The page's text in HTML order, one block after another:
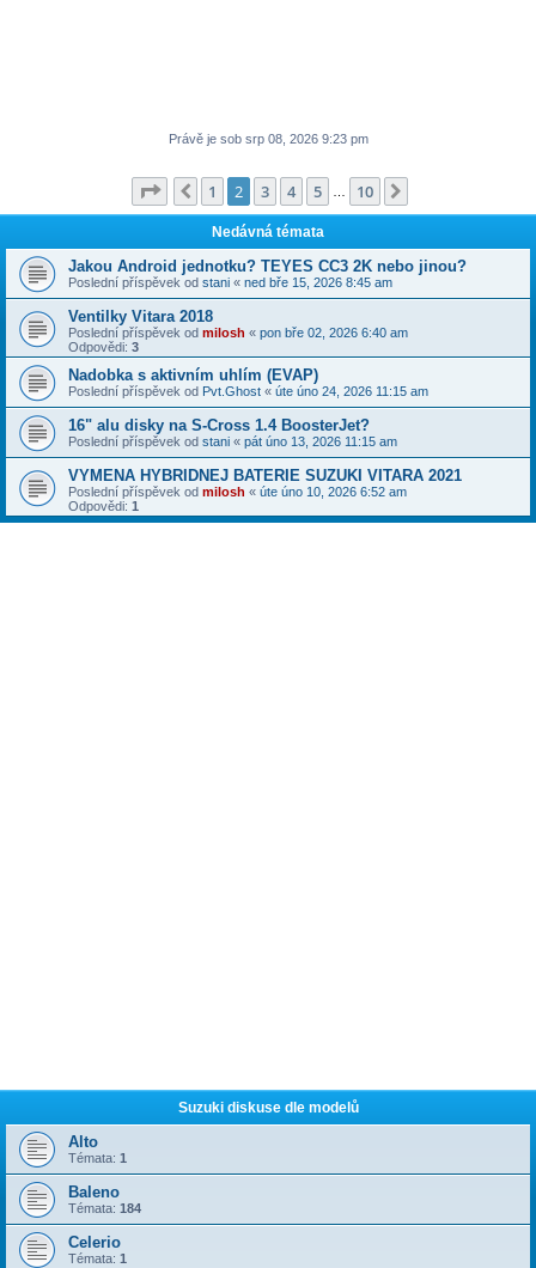
Právě je sob srp 08, 2026 9:23 pm
Stránka z 10
Předchozí
1 2 3 4 5 10
Nedávná témata
Jakou Android jednotku? TEYES CC3 2K nebo jinou?
Poslední příspěvek od stani « ned bře 15, 2026 8:45 am
Ventilky Vitara 2018
Poslední příspěvek od milosh « pon bře 02, 2026 6:40 am
Odpovědi: 3
Nadobka s aktivním uhlím (EVAP)
Poslední příspěvek od Pvt.Ghost « úte úno 24, 2026 11:15 am
16" alu disky na S-Cross 1.4 BoosterJet?
Poslední příspěvek od stani « pát úno 13, 2026 11:15 am
VYMENA HYBRIDNEJ BATERIE SUZUKI VITARA 2021
Poslední příspěvek od milosh « úte úno 10, 2026 6:52 am
Odpovědi: 1
Suzuki diskuse dle modelů
Alto
Témata: 1
Baleno
Témata: 184
Celerio
Témata: 1